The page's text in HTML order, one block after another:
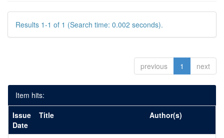
Results 1-1 of 1 (Search time: 0.002 seconds).
previous 1 next
Item hits:
Issue
Date
Title Author(s)